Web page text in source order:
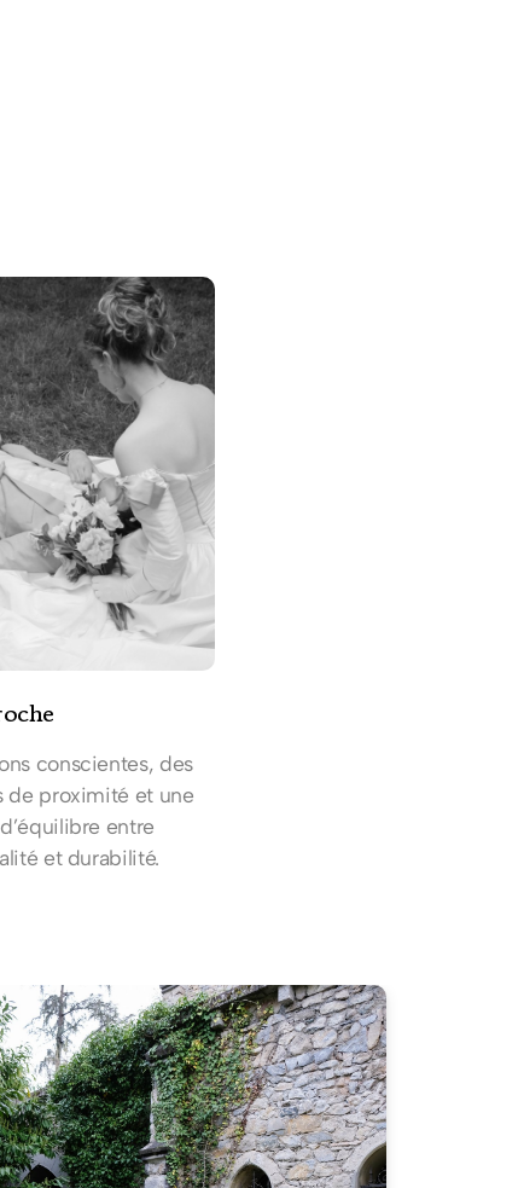
conscientes, des
de proximité et une
entre
et durabilité.